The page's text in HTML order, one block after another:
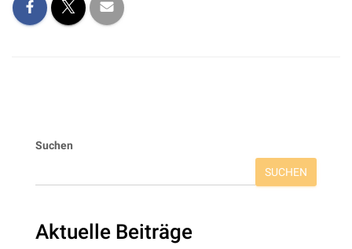
Suchen
SUCHEN
Aktuelle Beiträge